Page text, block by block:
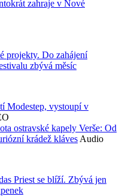
zahraje v Nové
projekty. Do zahájení
zbývá měsíc
Modestep, vystoupí v
ostravské kapely Verše: Od
krádež kláves Audio
Priest se blíží. Zbývá jen